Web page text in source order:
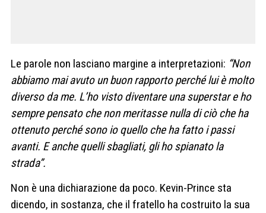
Le parole non lasciano margine a interpretazioni: “Non
abbiamo mai avuto un buon rapporto perché lui è molto
diverso da me. L’ho visto diventare una superstar e ho
sempre pensato che non meritasse nulla di ciò che ha
ottenuto perché sono io quello che ha fatto i passi
avanti. E anche quelli sbagliati, gli ho spianato la
strada”.
Non è una dichiarazione da poco. Kevin-Prince sta
dicendo, in sostanza, che il fratello ha costruito la sua